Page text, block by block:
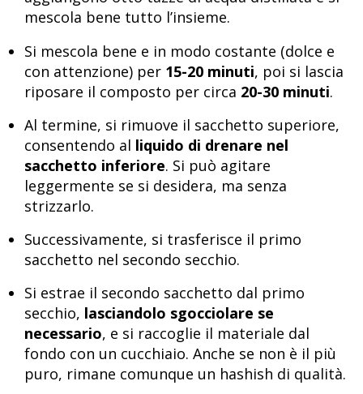
mescola bene tutto l’insieme.
Si mescola bene e in modo costante (dolce e
con attenzione) per 15-20 minuti, poi si lascia
riposare il composto per circa 20-30 minuti.
Al termine, si rimuove il sacchetto superiore,
consentendo al liquido di drenare nel
sacchetto inferiore. Si può agitare
leggermente se si desidera, ma senza
strizzarlo.
Successivamente, si trasferisce il primo
sacchetto nel secondo secchio.
Si estrae il secondo sacchetto dal primo
secchio, lasciandolo sgocciolare se
necessario, e si raccoglie il materiale dal
fondo con un cucchiaio. Anche se non è il più
puro, rimane comunque un hashish di qualità.